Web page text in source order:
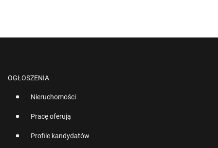
OGŁOSZENIA
Nieruchomości
Pracę oferują
Profile kandydatów